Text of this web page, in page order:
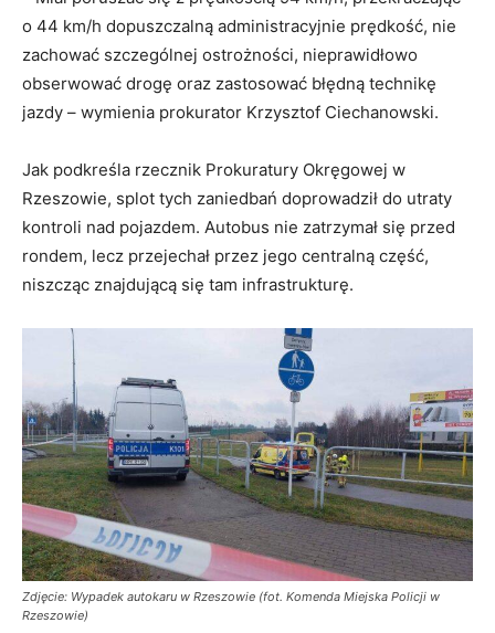
o 44 km/h dopuszczalną administracyjnie prędkość, nie
zachować szczególnej ostrożności, nieprawidłowo
obserwować drogę oraz zastosować błędną technikę
jazdy – wymienia prokurator Krzysztof Ciechanowski.
Jak podkreśla rzecznik Prokuratury Okręgowej w
Rzeszowie, splot tych zaniedbań doprowadził do utraty
kontroli nad pojazdem. Autobus nie zatrzymał się przed
rondem, lecz przejechał przez jego centralną część,
niszcząc znajdującą się tam infrastrukturę.
Zdjęcie: Wypadek autokaru w Rzeszowie (fot. Komenda Miejska Policji w
Rzeszowie)